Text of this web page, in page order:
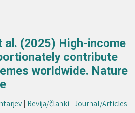
al. (2025) High-income
contribute
worldwide. Nature
| Revija/članki - Journal/Articles